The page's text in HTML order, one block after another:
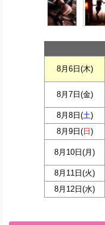
8月6日(木)
8月7日(金)
8月8日(土)
8月9日(日 )
8月10日( 月 )
8月11日(火)
8月12日(水)